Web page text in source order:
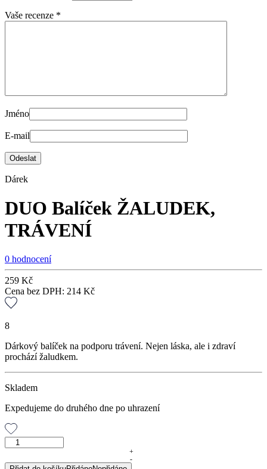
Vaše recenze *
Jméno
E-mail
Dárek
DUO Balíček ŽALUDEK,
TRÁVENÍ
0 hodnocení
259 Kč
Cena bez DPH: 214 Kč
8
Dárkový balíček na podporu trávení. Nejen láska, ale i zdraví
prochází žaludkem.
Skladem
Expedujeme do druhého dne po uhrazení
DUO
ŽALUDEK,
+
-